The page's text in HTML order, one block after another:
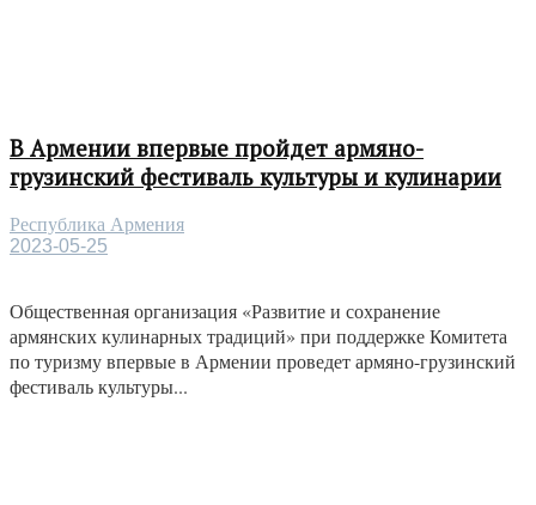
В Армении впервые пройдет армяно-
грузинский фестиваль культуры и кулинарии
Республика Армения
2023-05-25
Общественная организация «Развитие и сохранение
армянских кулинарных традиций» при поддержке Комитета
по туризму впервые в Армении проведет армяно-грузинский
фестиваль культуры...